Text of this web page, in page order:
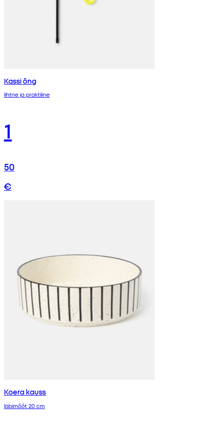
Kassi õng
lihtne ja praktiline
1
50
€
Koera kauss
läbimõõt 20 cm